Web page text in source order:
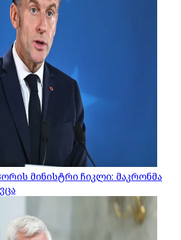
მინისტრი ჩიკლი: მაკრონმა